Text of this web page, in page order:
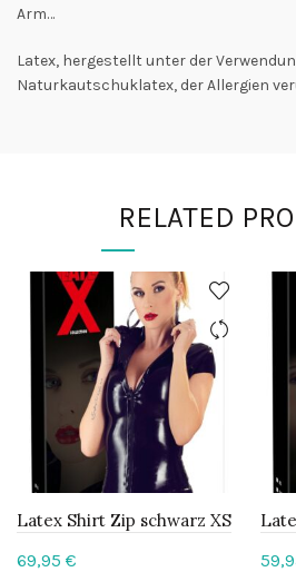
Arm…
Latex, hergestellt unter der
Naturkautschuklatex, der Allergien
RELATED
Latex Shirt Zip schwarz XS
69,95 €